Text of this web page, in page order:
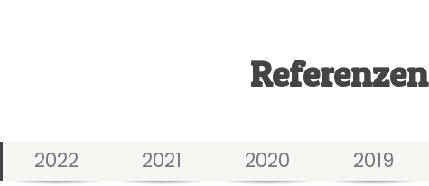
Referenzen
2022 2021 2020 2019